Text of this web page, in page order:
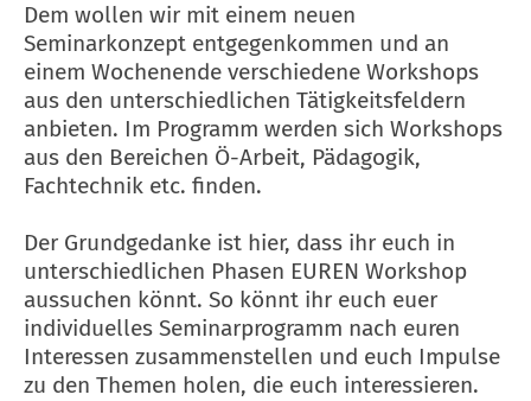
Dem wollen wir mit einem neuen
Seminarkonzept entgegenkommen und an
einem Wochenende verschiedene Workshops
aus den unterschiedlichen Tätigkeitsfeldern
anbieten. Im Programm werden sich Workshops
aus den Bereichen Ö-Arbeit, Pädagogik,
Fachtechnik etc. finden.
Der Grundgedanke ist hier, dass ihr euch in
unterschiedlichen Phasen EUREN Workshop
aussuchen könnt. So könnt ihr euch euer
individuelles Seminarprogramm nach euren
Interessen zusammenstellen und euch Impulse
zu den Themen holen, die euch interessieren.